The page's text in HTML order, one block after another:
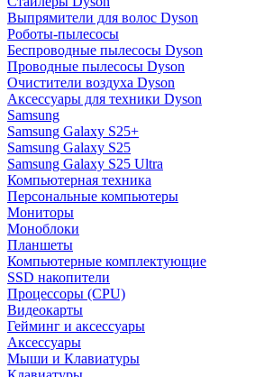
Выпрямители для волос Dyson
Роботы-пылесосы
Беспроводные пылесосы Dyson
Проводные пылесосы Dyson
Очистители воздуха Dyson
Аксессуары для техники Dyson
Samsung
Samsung Galaxy S25+
Samsung Galaxy S25
Samsung Galaxy S25 Ultra
Компьютерная техника
Персональные компьютеры
Мониторы
Моноблоки
Планшеты
Компьютерные комплектующие
SSD накопители
Процессоры (CPU)
Видеокарты
Гейминг и аксессуары
Аксессуары
Мыши и Клавиатуры